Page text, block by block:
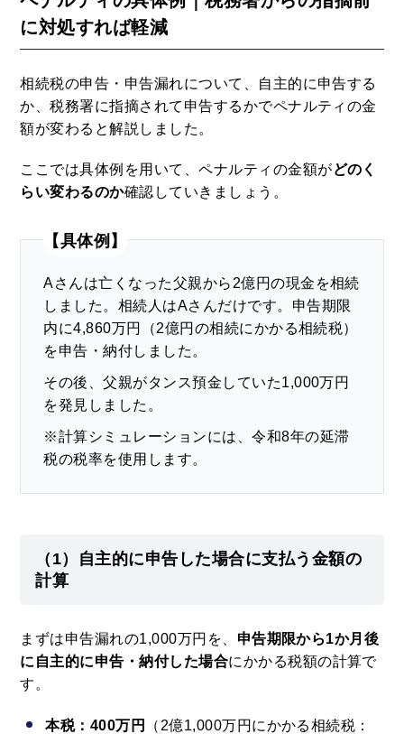
に対処すれば軽減
相続税の申告・申告漏れについて、自主的に申告する
か、税務署に指摘されて申告するかでペナルティの金
額が変わると解説しました。
ここでは具体例を用いて、ペナルティの金額がどのく
らい変わるのか確認していきましょう。
【具体例】
Aさんは亡くなった父親から2億円の現金を相続
しました。相続人はAさんだけです。申告期限
内に4,860万円（2億円の相続にかかる相続税）
を申告・納付しました。
その後、父親がタンス預金していた1,000万円
を発見しました。
※計算シミュレーションには、令和8年の延滞
税の税率を使用します。
（1）自主的に申告した場合に支払う金額の
計算
まずは申告漏れの1,000万円を、 申告期限から1か月後
に自主的に申告・納付した場合にかかる税額の計算で
す。
本税：400万円
（2億1,000万円にかかる相続税：